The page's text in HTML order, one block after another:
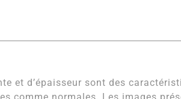
et d’épaisseur sont des
comme normales. Les images